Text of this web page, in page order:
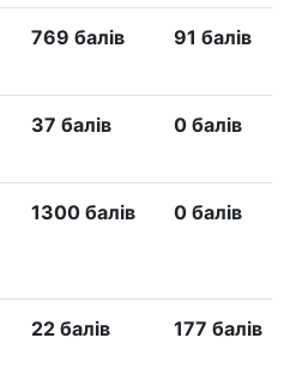
769 балів 91 балів
37 балів 0 балів
1300 балів 0 балів
22 балів 177 балів